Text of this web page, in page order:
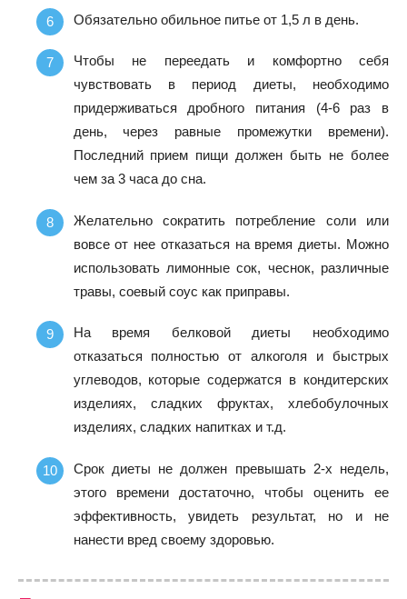
Обязательно обильное питье от 1,5 л в день.
Чтобы не переедать и комфортно себя
чувствовать в период диеты, необходимо
придерживаться дробного питания (4-6 раз в
день, через равные промежутки времени).
Последний прием пищи должен быть не более
чем за 3 часа до сна.
Желательно сократить потребление соли или
вовсе от нее отказаться на время диеты. Можно
использовать лимонные сок, чеснок, различные
травы, соевый соус как приправы.
На время белковой диеты необходимо
отказаться полностью от алкоголя и быстрых
углеводов, которые содержатся в кондитерских
изделиях, сладких фруктах, хлебобулочных
изделиях, сладких напитках и т.д.
Срок диеты не должен превышать 2-х недель,
этого времени достаточно, чтобы оценить ее
эффективность, увидеть результат, но и не
нанести вред своему здоровью.